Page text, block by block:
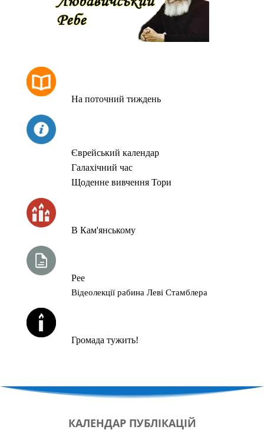
На поточний тиждень
Єврейський календар
Галахічний час
Щоденне вивчення Тори
В Кам'янському
Рее
Відеолекції рабина Леві Стамблера
Громада тужить!
КАЛЕНДАР ПУБЛІКАЦІЙ